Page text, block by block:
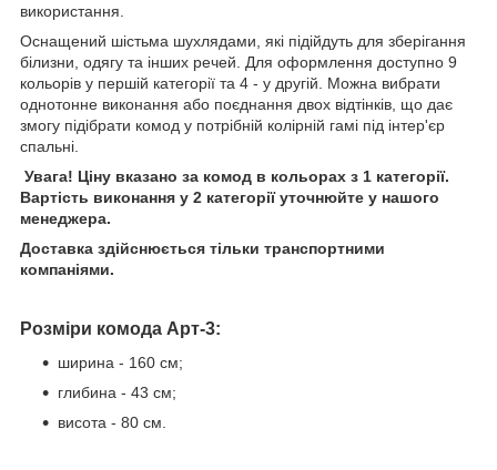
використання.
Оснащений шістьма шухлядами, які підійдуть для зберігання
білизни, одягу та інших речей. Для оформлення доступно 9
кольорів у першій категорії та 4 - у другій. Можна вибрати
однотонне виконання або поєднання двох відтінків, що дає
змогу підібрати комод у потрібній колірній гамі під інтер'єр
спальні.
Увага! Ціну вказано за комод в кольорах з 1 категорії.
Вартість виконання у 2 категорії уточнюйте у нашого
менеджера.
Доставка здійснюється тільки транспортними
компаніями.
Розміри комода Арт-3:
ширина - 160 см;
глибина - 43 см;
висота - 80 см.